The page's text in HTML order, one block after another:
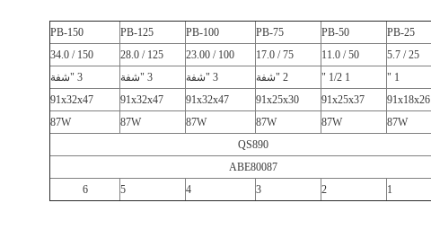
PB-25
PB-50
PB-75
PB-100
PB-125
PB-150
25 / 5.7
50 / 11.0
75 / 17.0
100 / 23.00
125 / 28.0
150 / 34.0
1 "
1 1/2 " 2 "شفة 3 "شفة 3 "شفة
3 "شفة
91x18x26
91x25x37
91x25x30
91x32x47
91x32x47
91x32x47
87W
87W
87W
87W
87W
87W
QS890
ABE80087
1
2
3
4
5
6